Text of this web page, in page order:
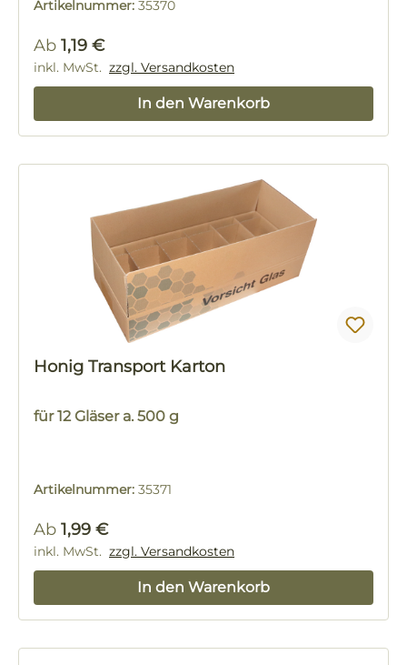
Artikelnummer: 35370
Regulärer Preis:
Ab 1,19 €
inkl. MwSt. zzgl. Versandkosten
In den Warenkorb
Honig Transport Karton
für 12 Gläser a. 500 g
Artikelnummer: 35371
Regulärer Preis:
Ab 1,99 €
inkl. MwSt. zzgl. Versandkosten
In den Warenkorb